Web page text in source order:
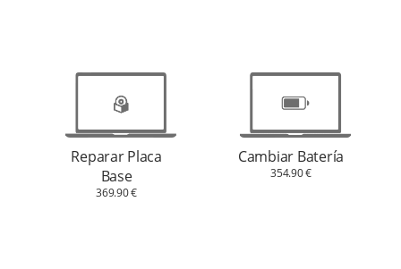
Reparar Placa
Base
369.90 €
Cambiar Batería
354.90 €